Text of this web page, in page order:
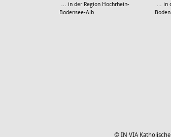
… in der Region Hochrhein-
Bodensee-Alb
… in
© IN VIA